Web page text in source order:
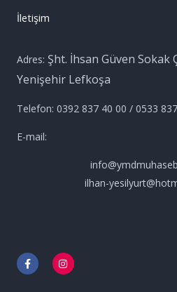
İletişim
Adres: Şht. İhsan Güven Sokak
Yenişehir Lefkoşa
Telefon: 0392 837 40 00 / 0533
E-mail:
ilhan-
F
a
c
I
n
s